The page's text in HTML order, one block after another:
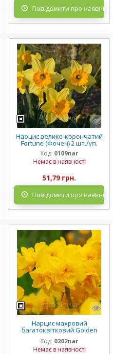
Повідомити про
Нарцис велико-корончатий
Fortune (Фочен) 2 шт./уп.
Код: 0109nar
Немає в наявності
51,79 грн.
Повідомити про
Нарцис махровий
багатоквітковий Golden
Delicious (Голден Делішис) 2
шт./уп.
Код: 0202nar
Немає в наявності